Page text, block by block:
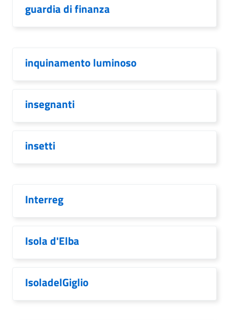
guardia di finanza
inquinamento luminoso
insegnanti
insetti
Interreg
Isola d'Elba
IsoladelGiglio